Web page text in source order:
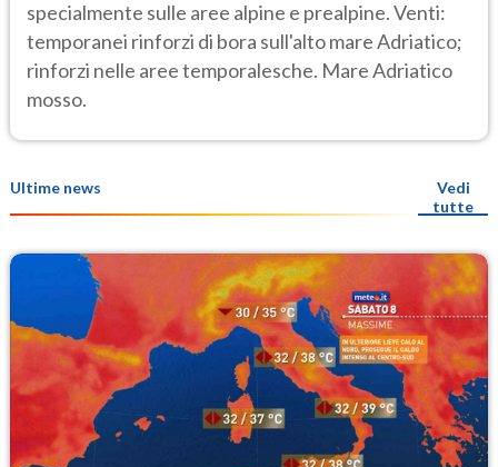
specialmente sulle aree alpine e prealpine. Venti:
temporanei rinforzi di bora sull'alto mare Adriatico;
rinforzi nelle aree temporalesche. Mare Adriatico
mosso.
Ultime news
Vedi
tutte